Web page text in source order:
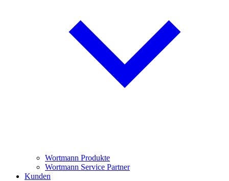
Wortmann Produkte
Wortmann Service Partner
Kunden